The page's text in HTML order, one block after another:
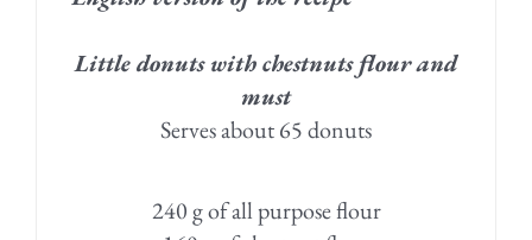
Little donuts with chestnuts flour and
must
Serves about 65 donuts
240 g of all purpose flour